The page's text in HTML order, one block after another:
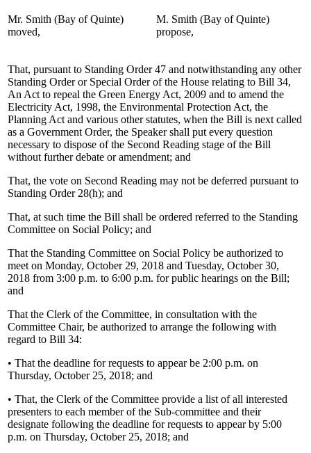
Mr. Smith (Bay of Quinte)
moved,
M. Smith (Bay of Quinte)
propose,
That, pursuant to Standing Order 47 and notwithstanding any other
Standing Order or Special Order of the House relating to Bill 34,
An Act to repeal the Green Energy Act, 2009 and to amend the
Electricity Act, 1998, the Environmental Protection Act, the
Planning Act and various other statutes, when the Bill is next called
as a Government Order, the Speaker shall put every question
necessary to dispose of the Second Reading stage of the Bill
without further debate or amendment; and
That, the vote on Second Reading may not be deferred pursuant to
Standing Order 28(h); and
That, at such time the Bill shall be ordered referred to the Standing
Committee on Social Policy; and
That the Standing Committee on Social Policy be authorized to
meet on Monday, October 29, 2018 and Tuesday, October 30,
2018 from 3:00 p.m. to 6:00 p.m. for public hearings on the Bill;
and
That the Clerk of the Committee, in consultation with the
Committee Chair, be authorized to arrange the following with
regard to Bill 34:
• That the deadline for requests to appear be 2:00 p.m. on
Thursday, October 25, 2018; and
• That, the Clerk of the Committee provide a list of all interested
presenters to each member of the Sub-committee and their
designate following the deadline for requests to appear by 5:00
p.m. on Thursday, October 25, 2018; and